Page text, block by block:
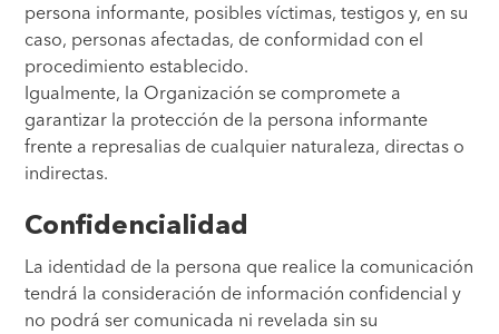
persona informante, posibles víctimas, testigos y, en su
caso, personas afectadas, de conformidad con el
procedimiento establecido.
Igualmente, la Organización se compromete a
garantizar la protección de la persona informante
frente a represalias de cualquier naturaleza, directas o
indirectas.
Confidencialidad
La identidad de la persona que realice la comunicación
tendrá la consideración de información confidencial y
no podrá ser comunicada ni revelada sin su